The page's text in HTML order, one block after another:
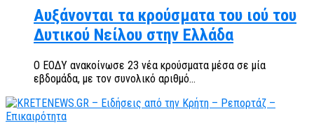
Αυξάνονται τα κρούσματα του ιού του
Δυτικού Νείλου στην Ελλάδα
Ο ΕΟΔΥ ανακοίνωσε 23 νέα κρούσματα μέσα σε μία
εβδομάδα, με τον συνολικό αριθμό...